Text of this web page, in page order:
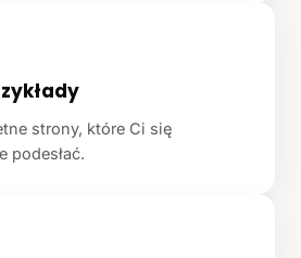
strony, które Ci się
podesłać.